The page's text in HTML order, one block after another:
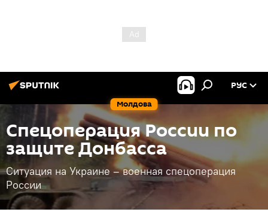
Молдова
РУС
Спецоперация России по
защите Донбасса
Ситуация на Украине – военная спецоперация
России